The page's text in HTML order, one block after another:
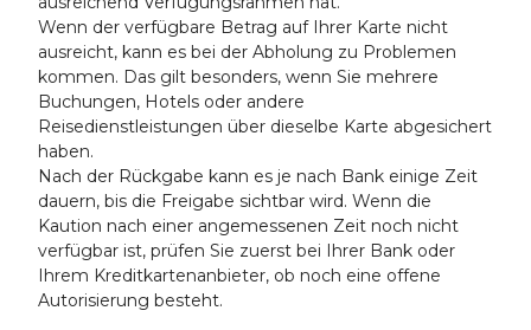
Wenn der verfügbare Betrag auf Ihrer Karte nicht
ausreicht, kann es bei der Abholung zu Problemen
kommen. Das gilt besonders, wenn Sie mehrere
Buchungen, Hotels oder andere
Reisedienstleistungen über dieselbe Karte abgesichert
haben.
Nach der Rückgabe kann es je nach Bank einige Zeit
dauern, bis die Freigabe sichtbar wird. Wenn die
Kaution nach einer angemessenen Zeit noch nicht
verfügbar ist, prüfen Sie zuerst bei Ihrer Bank oder
Ihrem Kreditkartenanbieter, ob noch eine offene
Autorisierung besteht.